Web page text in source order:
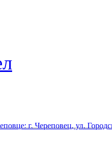
г. Череповец, ул.